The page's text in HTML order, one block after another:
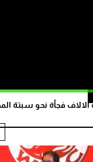
فجأة نحو سبتة
ب 4 نقاط.